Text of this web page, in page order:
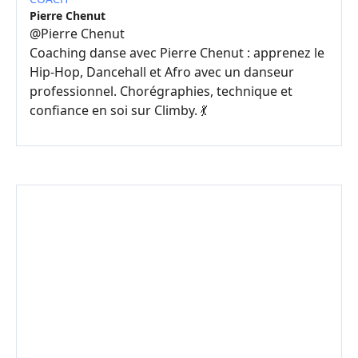
Pierre Chenut
@Pierre Chenut
Coaching danse avec Pierre Chenut : apprenez le
Hip-Hop, Dancehall et Afro avec un danseur
professionnel. Chorégraphies, technique et
confiance en soi sur Climby. 💃